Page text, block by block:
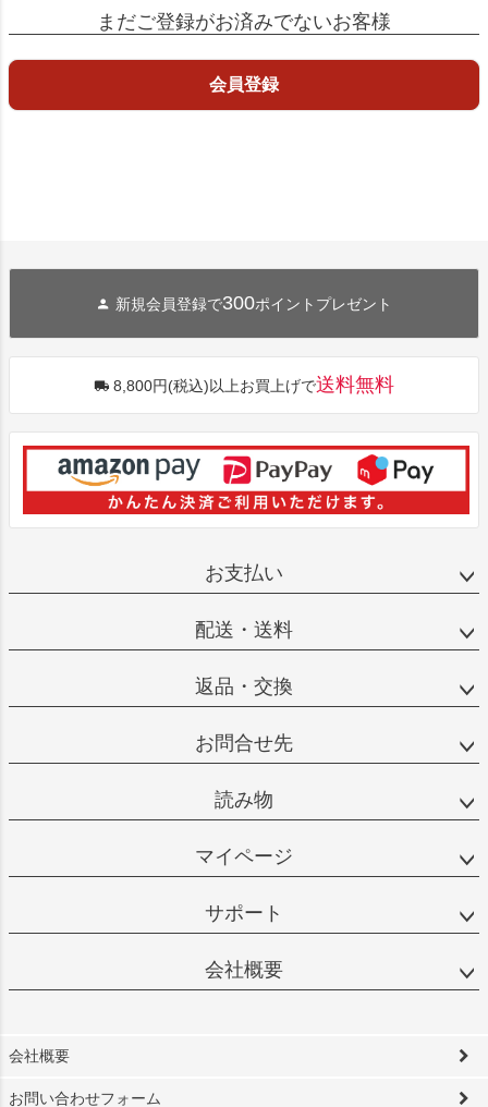
まだご登録がお済みでないお客様
会員登録
新規会員登録で300ポイントプレゼント
8,800円(税込)以上お買上げで送料無料
お支払い
配送・送料
返品・交換
お問合せ先
読み物
マイページ
サポート
会社概要
会社概要
お問い合わせフォーム